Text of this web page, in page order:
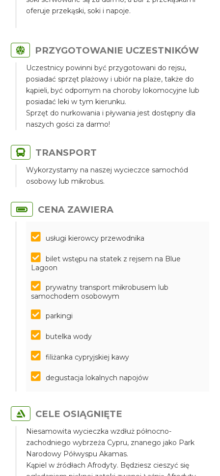
oferuje przekąski, soki i napoje.
PRZYGOTOWANIE UCZESTNIKÓW
Uczestnicy powinni być przygotowani do rejsu,
posiadać sprzęt plażowy i ubiór na plaże, także do
kąpieli, być odpornym na choroby lokomocyjne lub
posiadać leki w tym kierunku.
Sprzęt do nurkowania i pływania jest dostępny dla
naszych gości za darmo!
TRANSPORT
Wykorzystamy na naszej wycieczce samochód
osobowy lub mikrobus.
CENA ZAWIERA
usługi kierowcy przewodnika
bilet wstępu na statek z rejsem na Blue
Lagoon
prywatny transport mikrobusem lub
samochodem osobowym
parkingi
butelka wody
filiżanka cypryjskiej kawy
degustacja lokalnych napojów
CELE OSIĄGNIĘTE
Niesamowita wycieczka wzdłuż północno-
zachodniego wybrzeża Cypru, znanego jako Park
Narodowy Półwyspu Akamas.
Kąpiel w źródłach Afrodyty. Będziesz cieszyć się